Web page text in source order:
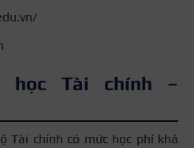
học Tài chính –
Tài chính có mức học phí khá